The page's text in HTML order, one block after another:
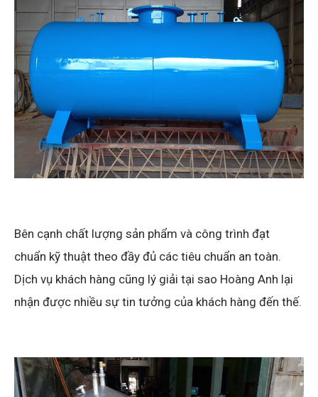
Bên cạnh chất lượng sản phẩm và công trình đạt
chuẩn kỹ thuật theo đầy đủ các tiêu chuẩn an toàn.
Dịch vụ khách hàng cũng lý giải tại sao Hoàng Anh lại
nhận được nhiều sự tin tưởng của khách hàng đến thế.